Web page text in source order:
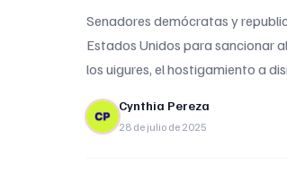
Senadores demócratas y
Estados Unidos para sancionar
los uigures, el hostigamiento a
Cynthia Pereza
28 de julio de 2025